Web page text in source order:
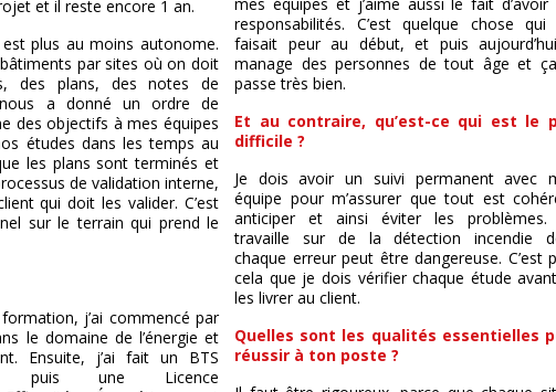
et il reste encore 1 an.
plus au moins autonome.
par sites où on doit
des plans, des notes de
a donné un ordre de
des objectifs à mes équipes
études dans les temps au
les plans sont terminés et
de validation interne,
qui doit les valider. C’est
sur le terrain qui prend le
j’ai commencé par
le domaine de l’énergie et
Ensuite, j’ai fait un BTS
puis une Licence
responsabilités. C’est quelque chose qui
faisait peur au début, et puis
manage des personnes de tout âge et
passe très bien.
Et au contraire, qu’est-ce qui est le
difficile ?
Je dois avoir un suivi permanent avec
équipe pour m’assurer que tout est
anticiper et ainsi éviter les problèmes.
travaille sur de la détection incendie
chaque erreur peut être dangereuse. C’est
cela que je dois vérifier chaque étude
les livrer au client.
Quelles sont les qualités essentielles
réussir à ton poste ?